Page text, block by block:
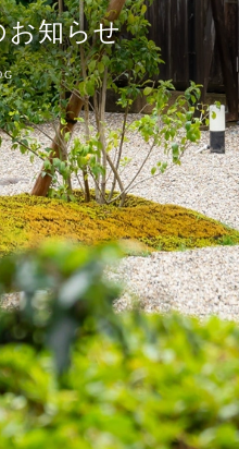
式HPからの
約が一番お得
ラン一覧
・キャンセル
お問い合わせ
1333
お知らせ